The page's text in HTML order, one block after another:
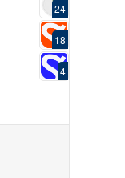
24
18
4